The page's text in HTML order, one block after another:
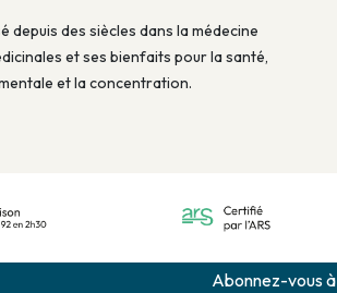
depuis des siècles dans la médecine
et ses bienfaits pour la santé,
et la concentration.
Abonnez-vous à